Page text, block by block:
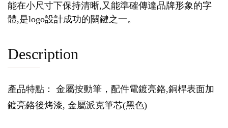
能在小尺寸下保持清晰,又能準確傳達品牌形象的字
體,是logo設計成功的關鍵之一。
Description
產品特點： 金屬按動筆，配件電鍍亮鉻,銅桿表面加
鍍亮鉻後烤漆, 金屬派克筆芯(黑色)